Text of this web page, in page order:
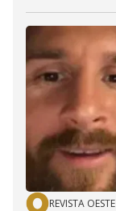
REVISTA OESTE